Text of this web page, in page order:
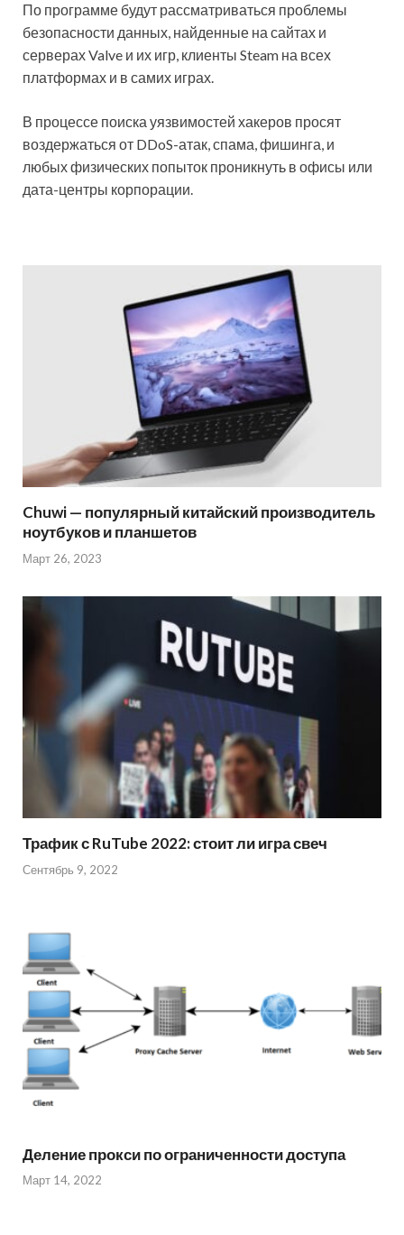
По программе будут рассматриваться проблемы
безопасности данных, найденные на сайтах и
серверах Valve и их игр, клиенты Steam на всех
платформах и в самих играх.
В процессе поиска уязвимостей хакеров просят
воздержаться от DDoS-атак, спама, фишинга, и
любых физических попыток проникнуть в офисы или
дата-центры корпорации.
Chuwi — популярный китайский производитель
ноутбуков и планшетов
Март 26, 2023
Трафик с RuTube 2022: стоит ли игра свеч
Сентябрь 9, 2022
Деление прокси по ограниченности доступа
Март 14, 2022